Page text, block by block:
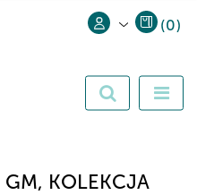
Zarejestruj się
(0)
KOLEKCJA